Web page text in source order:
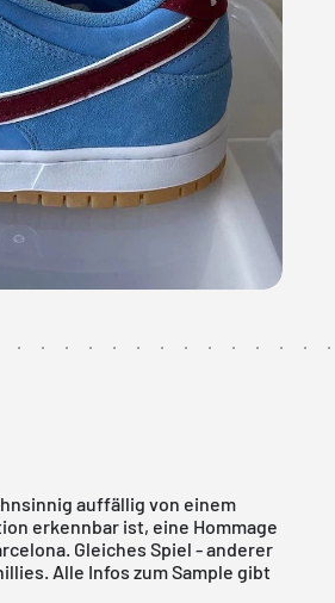
auffällig von einem
erkennbar ist, eine Hommage
. Gleiches Spiel - anderer
Alle Infos zum Sample gibt